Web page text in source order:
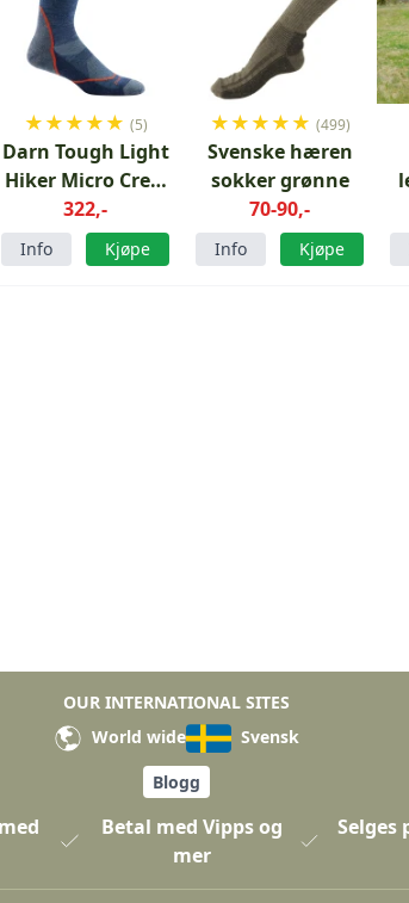
★★★★★ (5)
Darn Tough Light
Hiker Micro Crew
Light Cushion
Denim
322,-
Info Kjøpe
★★★★★ (499)
Svenske hæren
sokker grønne
70-90,-
Info Kjøpe
OUR INTERNATIONAL SITES
World wide
Svensk
Blogg
Betal med Vipps og
mer
Selges